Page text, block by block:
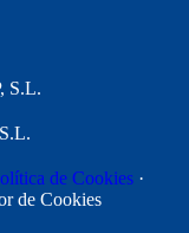
S.L.
de Cookies·
de Cookies